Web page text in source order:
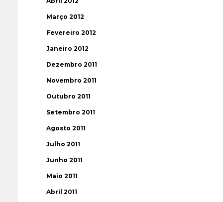
Março 2012
Fevereiro 2012
Janeiro 2012
Dezembro 2011
Novembro 2011
Outubro 2011
Setembro 2011
Agosto 2011
Julho 2011
Junho 2011
Maio 2011
Abril 2011